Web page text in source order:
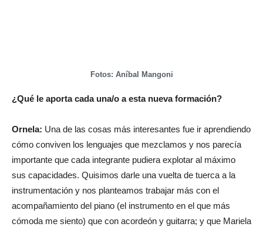
Fotos: Aníbal Mangoni
¿Qué le aporta cada una/o a esta nueva formación?
Ornela: Una de las cosas más interesantes fue ir aprendiendo
cómo conviven los lenguajes que mezclamos y nos parecía
importante que cada integrante pudiera explotar al máximo
sus capacidades. Quisimos darle una vuelta de tuerca a la
instrumentación y nos planteamos trabajar más con el
acompañamiento del piano (el instrumento en el que más
cómoda me siento) que con acordeón y guitarra; y que Mariela